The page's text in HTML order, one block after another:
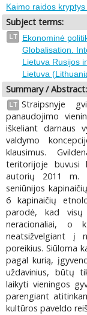
Kaimo raidos
Subject terms:
LT
Ekonominė
Globalisation.
Lietuva Rusijos
Lietuva
Summary / Abstract:
LT Straipsnyje
panaudojimo
iškeliant darnaus
valdymo
klausimus.
teritorijoje buvusi
autorių 2011 m.
seniūnijos
6 kapinaičių
parodė, kad
neracionaliai, o
neatsižvelgiant į
poreikius. Siūloma
pagal kurią,
uždavinius, būtų
laikyti vieningos
parengiant
kultūros paveldo